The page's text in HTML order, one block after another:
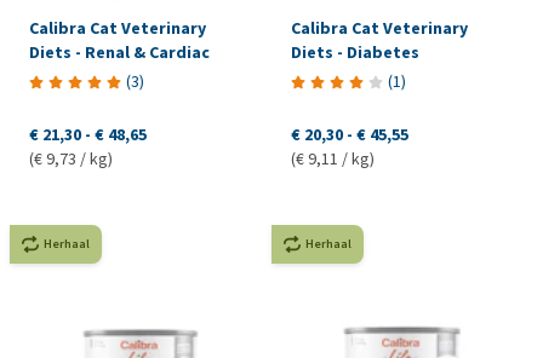
Calibra Cat Veterinary
Diets - Renal & Cardiac
(3)
€ 21,30 - € 48,65
(€ 9,73 / kg)
Calibra Cat Veterinary
Diets - Diabetes
(1)
€ 20,30 - € 45,55
(€ 9,11 / kg)
Herhaal Herhaal